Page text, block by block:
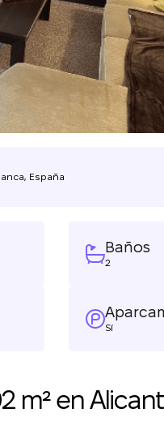
España
Baños
2
Sí
m² en